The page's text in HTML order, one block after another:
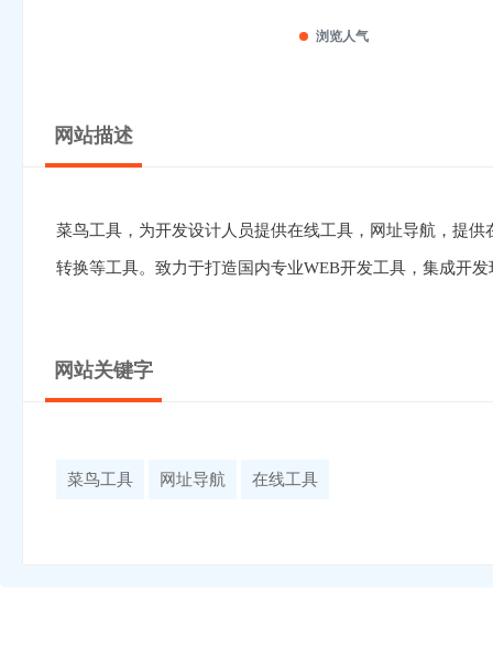
浏览人气
网站描述
菜鸟工具，为开发设计人员提供在线工具，网址导航，提供
转换等工具。致力于打造国内专业WEB开发工具，集成开
网站关键字
菜鸟工具 网址导航 在线工具